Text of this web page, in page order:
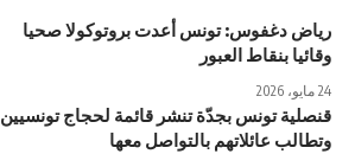
رياض دغفوس: تونس أعدت بروتوكولا صحيا
وقائيا بنقاط العبور
24 مايو، 2026
قنصلية تونس بجدّة تنشر قائمة لحجاج تونسيين
وتطالب عائلاتهم بالتواصل معها